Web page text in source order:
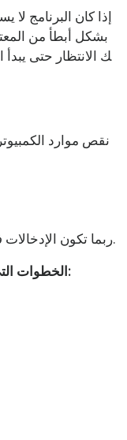
إذا كان البرنامج لا
ك الانتظار حتى يبدأ
نقص موارد
ربما تكون الإدخالات في الملف أو تسجيل البرنامج تالفة.
الخطوات التي يمكنك اتخاذها إذا واجهت هذا الموقف: